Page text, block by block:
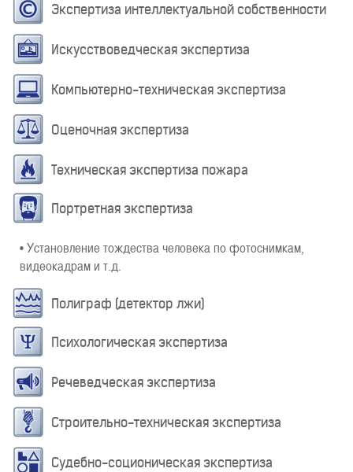
Экспертиза интеллектуальной собственности
Искусствоведческая экспертиза
Компьютерно-техническая экспертиза
Оценочная экспертиза
Техническая экспертиза пожара
Портретная экспертиза
• Установление тождества человека по фотоснимкам,
видеокадрам и т.д.
Полиграф (детектор лжи)
Психологическая экспертиза
Речеведческая экспертиза
Строительно-техническая экспертиза
Судебно-соционическая экспертиза